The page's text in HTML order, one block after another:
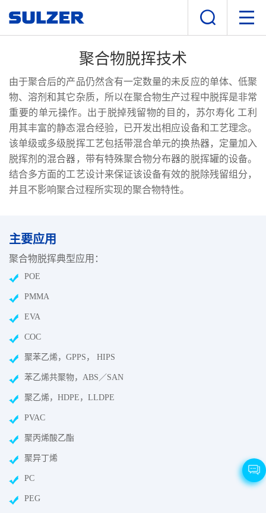
聚合物脱挥技术
由于聚合后的产品仍然含有一定数量的未反应的单体、低聚
物、溶剂和其它杂质，所以在聚合物生产过程中脱挥是非常
重要的单元操作。出于脱掉残留物的目的，苏尔寿化 工利
用其丰富的静态混合经验，已开发出相应设备和工艺理念。
该单级或多级脱挥工艺包括带混合单元的换热器，定量加入
脱挥剂的混合器，带有特殊聚合物分布器的脱挥罐的设备。
结合多方面的工艺设计来保证该设备有效的脱除残留组分，
并且不影响聚合过程所实现的聚合物特性。
主要应用
聚合物脱挥典型应用：
POE
PMMA
EVA
COC
聚苯乙烯，GPPS， HIPS
苯乙烯共聚物，ABS／SAN
聚乙烯，HDPE，LLDPE
PVAC
聚丙烯酸乙酯
聚异丁烯
PC
PEG